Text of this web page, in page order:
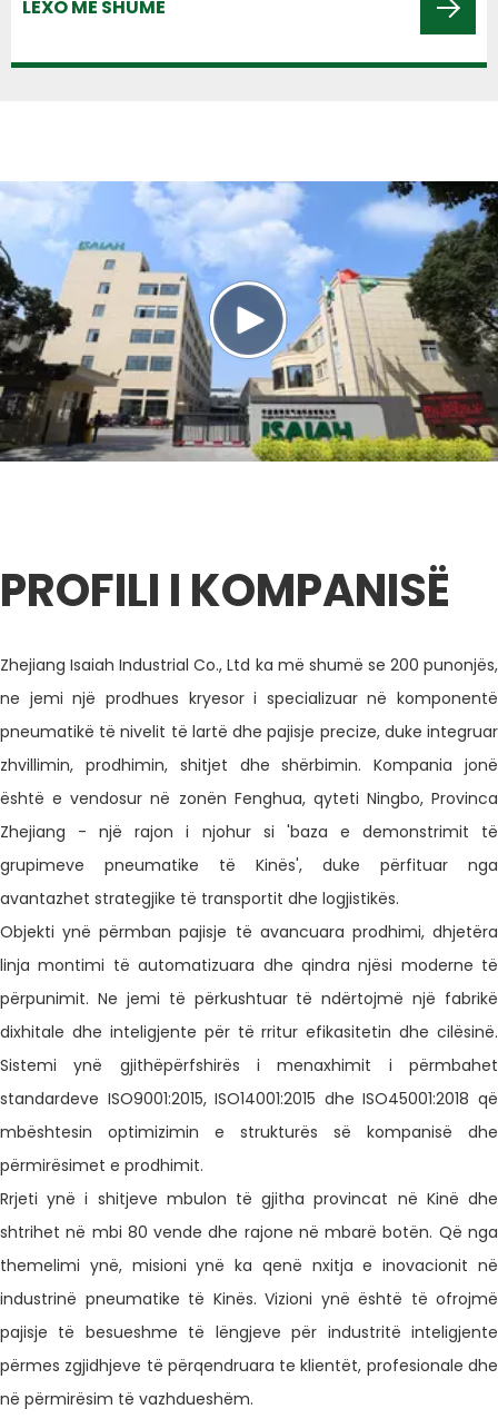
LEXO MË SHUMË
PROFILI I KOMPANISË
Zhejiang Isaiah Industrial Co., Ltd ka më shumë se 200 punonjës,
ne jemi një prodhues kryesor i specializuar në komponentë
pneumatikë të nivelit të lartë dhe pajisje precize, duke integruar
zhvillimin, prodhimin, shitjet dhe shërbimin. Kompania jonë
është e vendosur në zonën Fenghua, qyteti Ningbo, Provinca
Zhejiang - një rajon i njohur si 'baza e demonstrimit të
grupimeve pneumatike të Kinës', duke përfituar nga
avantazhet strategjike të transportit dhe logjistikës.
Objekti ynë përmban pajisje të avancuara prodhimi, dhjetëra
linja montimi të automatizuara dhe qindra njësi moderne të
përpunimit. Ne jemi të përkushtuar të ndërtojmë një fabrikë
dixhitale dhe inteligjente për të rritur efikasitetin dhe cilësinë.
Sistemi ynë gjithëpërfshirës i menaxhimit i përmbahet
standardeve ISO9001:2015, ISO14001:2015 dhe ISO45001:2018 që
mbështesin optimizimin e strukturës së kompanisë dhe
përmirësimet e prodhimit.
Rrjeti ynë i shitjeve mbulon të gjitha provincat në Kinë dhe
shtrihet në mbi 80 vende dhe rajone në mbarë botën. Që nga
themelimi ynë, misioni ynë ka qenë nxitja e inovacionit në
industrinë pneumatike të Kinës. Vizioni ynë është të ofrojmë
pajisje të besueshme të lëngjeve për industritë inteligjente
përmes zgjidhjeve të përqendruara te klientët, profesionale dhe
në përmirësim të vazhdueshëm.